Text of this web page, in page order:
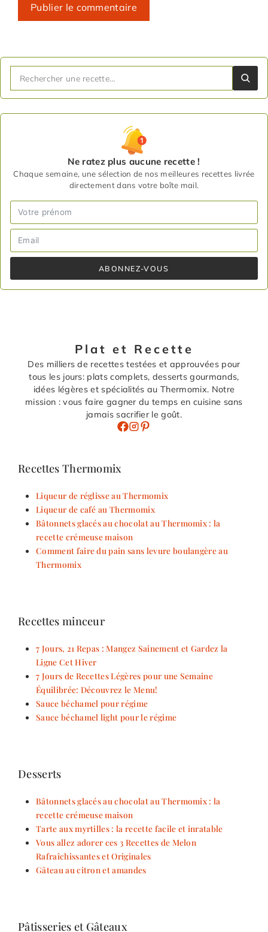
Ne ratez plus aucune recette !
Chaque semaine, une sélection de nos meilleures recettes livrée
directement dans votre boîte mail.
ABONNEZ-VOUS
Plat et Recette
Des milliers de recettes testées et approuvées pour
tous les jours: plats complets, desserts gourmands,
idées légères et spécialités au Thermomix. Notre
mission : vous faire gagner du temps en cuisine sans
jamais sacrifier le goût.
Recettes Thermomix
Liqueur de réglisse au Thermomix
Liqueur de café au Thermomix
Bâtonnets glacés au chocolat au Thermomix : la
recette crémeuse maison
Comment faire du pain sans levure boulangère au
Thermomix
Recettes minceur
7 Jours, 21 Repas : Mangez Sainement et Gardez la
Ligne Cet Hiver
7 Jours de Recettes Légères pour une Semaine
Équilibrée: Découvrez le Menu!
Sauce béchamel pour régime
Sauce béchamel light pour le régime
Desserts
Bâtonnets glacés au chocolat au Thermomix : la
recette crémeuse maison
Tarte aux myrtilles : la recette facile et inratable
Vous allez adorer ces 3 Recettes de Melon
Rafraîchissantes et Originales
Gâteau au citron et amandes
Pâtisseries et Gâteaux